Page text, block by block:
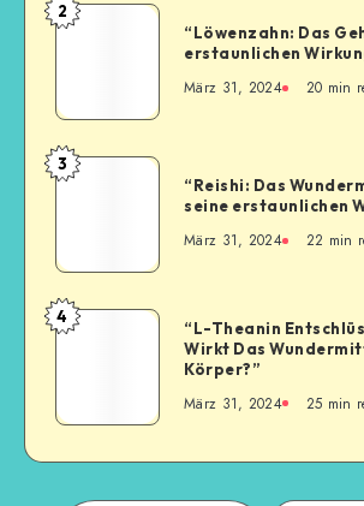
2
“Löwenzahn: Das
erstaunlichen
März 31, 2024 20 min
3
“Reishi: Das
seine erstaunlichen
März 31, 2024 22 min
4
“L-Theanin
Wirkt Das
Körper?”
März 31, 2024 25 min